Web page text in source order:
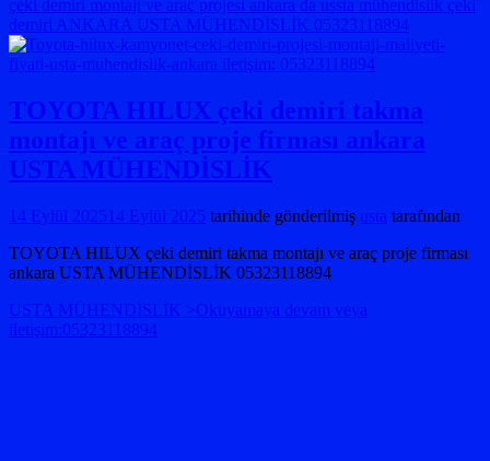
çeki demiri montajı ve araç projesi ankara da ussta mühendislik çeki
demiri ANKARA USTA MÜHENDİSLİK 05323118894
TOYOTA HILUX çeki demiri takma
montajı ve araç proje firması ankara
USTA MÜHENDİSLİK
14 Eylül 2025 14 Eylül 2025 tarihinde gönderilmiş usta tarafından
TOYOTA HILUX çeki demiri takma montajı ve araç proje firması
ankara USTA MÜHENDİSLİK 05323118894
USTA MÜHENDİSLİK >Okuyamaya devam veya
iletişim:05323118894